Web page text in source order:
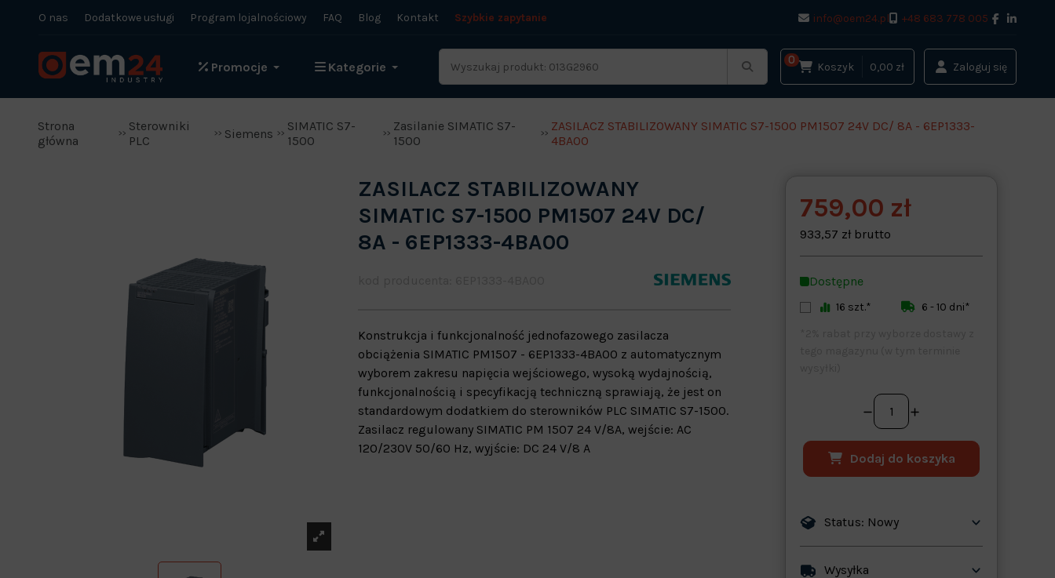
O nas Dodatkowe usługi Program lojalnościowy FAQ Blog Kontakt Szybkie zapytanie info@oem24.pl +48 683 778 005
Promocje Kategorie 0
Koszyk 0,00 zł Zaloguj się
Strona
główna
Sterowniki
PLC
Siemens
SIMATIC S7-
1500
Zasilanie SIMATIC S7-
1500
ZASILACZ STABILIZOWANY SIMATIC S7-1500 PM1507 24V DC/ 8A - 6EP1333-
4BA00
ZASILACZ STABILIZOWANY
SIMATIC S7-1500 PM1507 24V DC/
8A - 6EP1333-4BA00
Konstrukcja i funkcjonalność jednofazowego zasilacza
obciążenia SIMATIC PM1507 - 6EP1333-4BA00 z automatycznym
wyborem zakresu napięcia wejściowego, wysoką wydajnością,
funkcjonalnością i specyfikacją techniczną sprawiają, że jest on
standardowym dodatkiem do sterowników PLC SIMATIC S7-1500.
Zasilacz regulowany SIMATIC PM 1507 24 V/8A, wejście: AC
120/230V 50/60 Hz, wyjście: DC 24 V/8 A
759,00 zł
933,57 zł brutto
Dostępne
16 szt.*
6 - 10 dni*
Dodaj do koszyka
Status: Nowy
Wysyłka